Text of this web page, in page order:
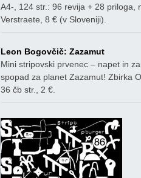
A4-, 124 str.: 96 revija + 28 priloga,
Verstraete, 8 € (v Sloveniji).
Leon Bogovčič: Zazamut
Mini stripovski prvenec – napet in
spopad za planet Zazamut! Zbirka
36 čb str., 2 €.